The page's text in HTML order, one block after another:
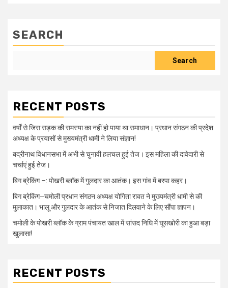
SEARCH
Search
RECENT POSTS
वर्षों से जिस सड़क की समस्या का नहीं हो पाया था समाधान। प्रधान संगठन की प्रदेश
अध्यक्ष के प्रयासों से मुख्यमंत्री धामी ने लिया संज्ञान!
बद्रीनाथ विधानसभा में अभी से चुनावी हलचल हुई तेज। इस महिला की दावेदारी से
चर्चाएं हुई तेज।
बिग ब्रेकिंग –: पोखरी ब्लॉक में गुलदार का आतंक। इस गांव में बरपा कहर।
बिग ब्रेकिंग–चमोली प्रधान संगठन अध्यक्ष योगिता रावत ने मुख्यमंत्री धामी से की
मुलाकात। भालू और गुलदार के आतंक से निजात दिलवाने के लिए सौंपा ज्ञापन।
चमोली के पोखरी ब्लॉक के ग्राम पंचायत खाल में सांसद निधि में घूसखोरी का हुआ बड़ा
खुलासा!
RECENT POSTS